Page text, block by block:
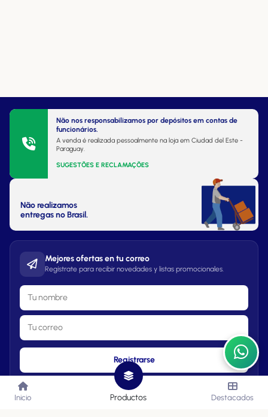
Não nos responsabilizamos por depósitos em contas de
funcionários.
A venda é realizada pessoalmente na loja em Ciudad del Este -
Paraguay.
SUGESTÕES E RECLAMAÇÕES
Não realizamos
entregas no Brasil.
Mejores ofertas en tu correo
Regístrate para recibir novedades y listas promocionales.
Registrarse
Inicio Productos Destacados